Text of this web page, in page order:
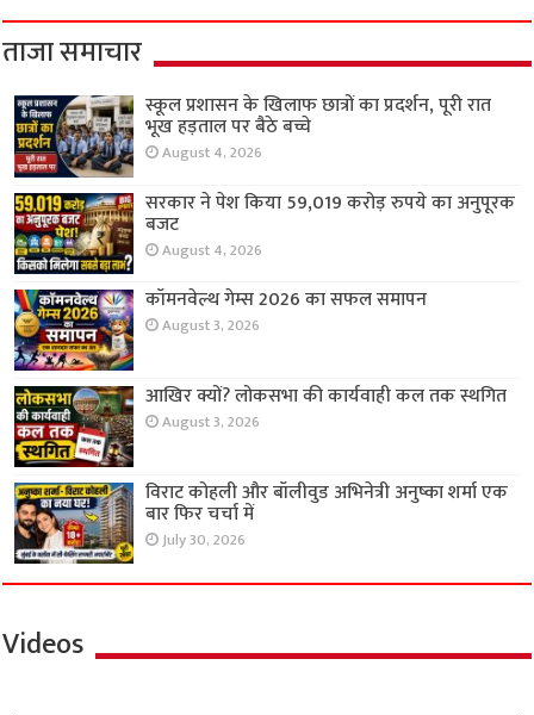
ताजा समाचार
स्कूल प्रशासन के खिलाफ छात्रों का प्रदर्शन, पूरी रात
भूख हड़ताल पर बैठे बच्चे
August 4, 2026
सरकार ने पेश किया 59,019 करोड़ रुपये का अनुपूरक
बजट
August 4, 2026
कॉमनवेल्थ गेम्स 2026 का सफल समापन
August 3, 2026
आखिर क्यों? लोकसभा की कार्यवाही कल तक स्थगित
August 3, 2026
विराट कोहली और बॉलीवुड अभिनेत्री अनुष्का शर्मा एक
बार फिर चर्चा में
July 30, 2026
Videos